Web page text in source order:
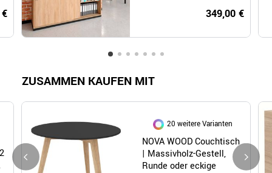
349,00 €
ZUSAMMEN KAUFEN MIT
20 weitere Varianten
NOVA WOOD Couchtisch
| Massivholz-Gestell,
Runde oder eckige